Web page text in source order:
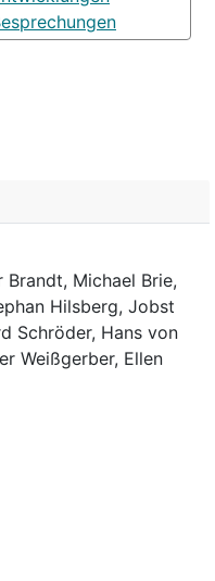
Brandt, Michael Brie,
Hilsberg, Jobst
Schröder, Hans von
Weißgerber, Ellen